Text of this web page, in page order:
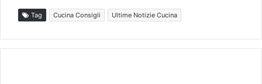
Tag Cucina Consigli Ultime Notizie Cucina